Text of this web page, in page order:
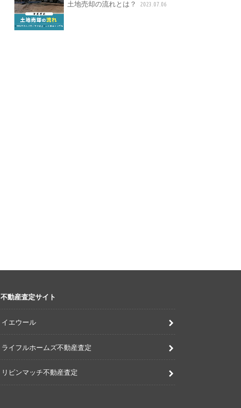
土地売却の流れとは？ 2023.07.06
不動産査定サイト
イエウール
ライフルホームズ不動産査定
リビンマッチ不動産査定